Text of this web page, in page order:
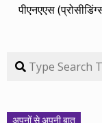
पीएनएएस
Search
अपनों से अपनी बात